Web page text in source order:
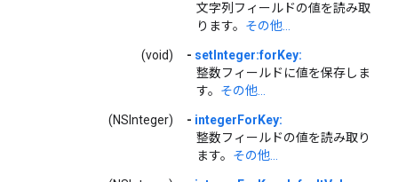
文字列フィールドの値を読み取
ります。 その他...
(void) - setInteger:forKey:
整数フィールドに値を保存しま
す。 その他...
(NSInteger) - integerForKey:
整数フィールドの値を読み取り
ます。 その他...